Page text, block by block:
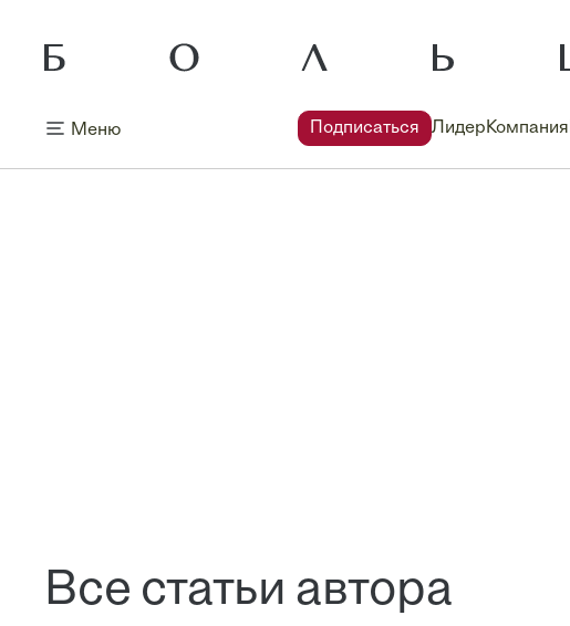
Меню Подписаться ЛидерКомпания
Все статьи автора